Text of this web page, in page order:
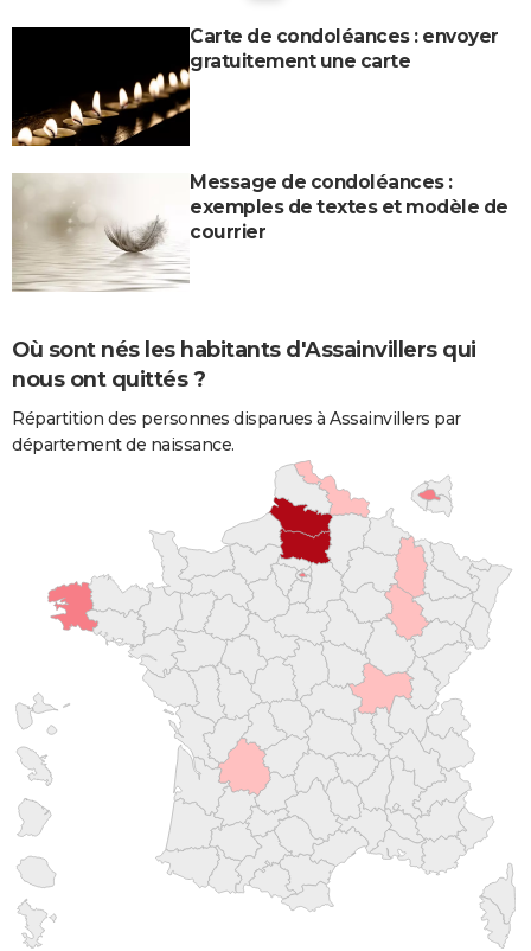
Carte de condoléances : envoyer
gratuitement une carte
Message de condoléances :
exemples de textes et modèle de
courrier
Où sont nés les habitants d'Assainvillers qui
nous ont quittés ?
Répartition des personnes disparues à Assainvillers par
département de naissance.